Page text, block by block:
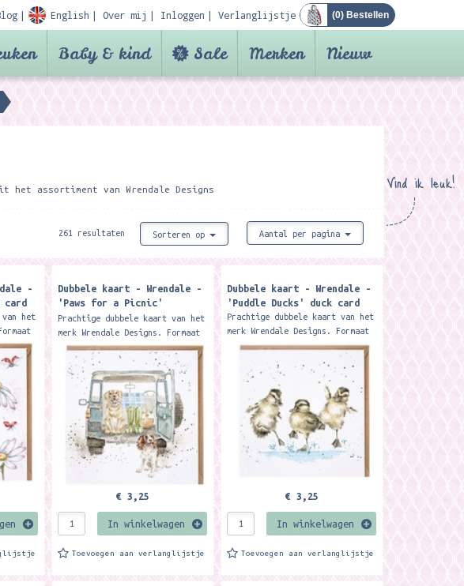
English Over mij Inloggen Verlanglijstje (0) Bestellen
Baby & kind Sale Merken Nieuw
Vind ik leuk!
het assortiment van Wrendale Designs
261 resultaten Sorteren op Aantal per pagina
-
card
het
Dubbele kaart - Wrendale -
'Paws for a Picnic'
labrador & spaniel car
Prachtige dubbele kaart van het
merk Wrendale Designs. Formaat
15 x 15 cm. Met kraft envelop
Featuring two delightful dogs
this card is...
€ 3,25
In winkelwagen
Toevoegen aan verlanglijstje
Dubbele kaart - Wrendale -
'Puddle Ducks' duck card
Prachtige dubbele kaart van het
merk Wrendale Designs. Formaat
15 x 15 cm. Met kraft envelop
Featuring three ducklings
splashing in a...
€ 3,25
In winkelwagen
Toevoegen aan verlanglijstje